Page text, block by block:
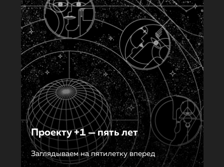
Проекту +1 — пять лет
Заглядываем на пятилетку вперед